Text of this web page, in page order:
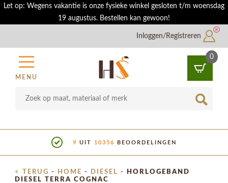
Let op: Wegens vakantie is onze fysieke winkel gesloten t/m woensdag
19 augustus. Bestellen kan gewoon!
Inloggen/Registreren
MENU
0
10356 BEOORDELINGEN
< TERUG - HOME - DIESEL -
HORLOGEBAND
DIESEL TERRA COGNAC